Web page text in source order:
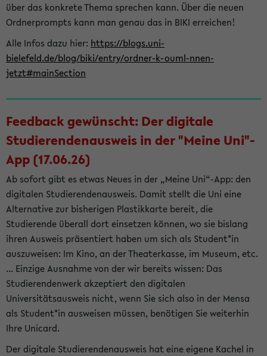
über das konkrete Thema sprechen kann. Über die neuen
Ordnerprompts kann man genau das in BIKI erreichen!
Alle Infos dazu hier: https://blogs.uni-
bielefeld.de/blog/biki/entry/ordner-k-ouml-nnen-
jetzt#mainSection
Feedback gewünscht: Der digitale
Studierendenausweis in der "Meine Uni"-
App (17.06.26)
Ab sofort gibt es etwas Neues in der „Meine Uni“-App: den
digitalen Studierendenausweis. Damit stellt die Uni eine
Alternative zur bisherigen Plastikkarte bereit, die
Studierende überall dort einsetzen können, wo sie bislang
ihren Ausweis präsentiert haben um sich als Student*in
auszuweisen: Im Kino, an der Theaterkasse, im Museum, etc.
... Einzige Ausnahme von der wir bereits wissen: Das
Studierendenwerk akzeptiert den digitalen
Universitätsausweis nicht, wenn Sie sich also in der Mensa
als Student*in ausweisen müssen, benötigen Sie weiterhin
Ihre Unicard.
Der digitale Studierendenausweis hat eine eigene Kachel in